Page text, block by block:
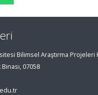
Bilimsel Araştırma Projeleri
07058